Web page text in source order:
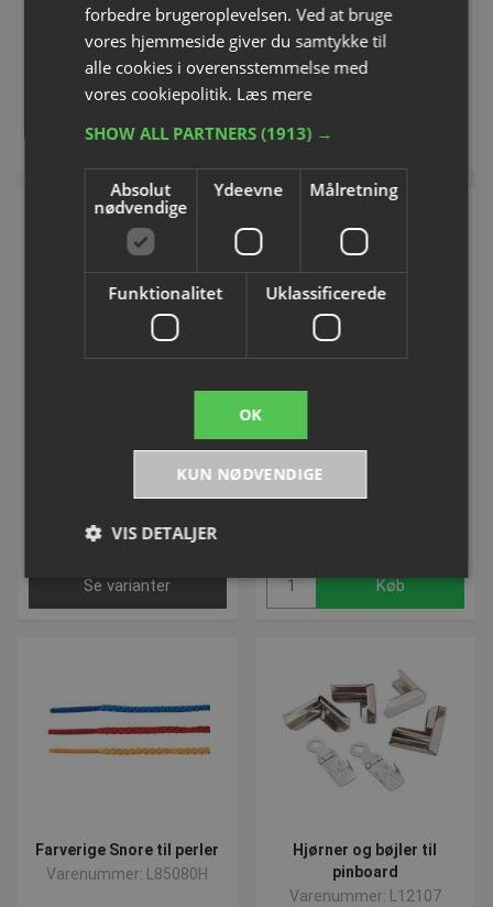
DKK 20,00
Køb
DKK 20,00
inkl. moms
Se varianter Køb
Farverige Snore til perler
Varenummer: L85080H
Hjørner og bøjler til
pinboard
Varenummer: L12107
forbedre brugeroplevelsen. Ved at bruge
vores hjemmeside giver du samtykke til
alle cookies i overensstemmelse med
vores cookiepolitik. Læs mere
SHOW ALL PARTNERS(1913) →
Absolut
nødvendige
Ydeevne Målretning
Funktionalitet Uklassificerede
OK
KUN NØDVENDIGE
VIS DETALJER
hjemmesidens grundlæggende funktionalitet såsom
brugerlogin og kontoadministration. Hjemmesiden
kan ikke bruges korrekt uden de absolut
VISITOR_PRIVACY_METADATA
YouTube
.youtube.com